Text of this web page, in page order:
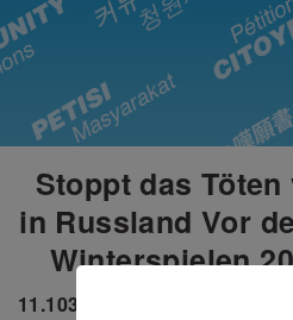
Stoppt das
in Russland Vor
Winterspielen
11.103